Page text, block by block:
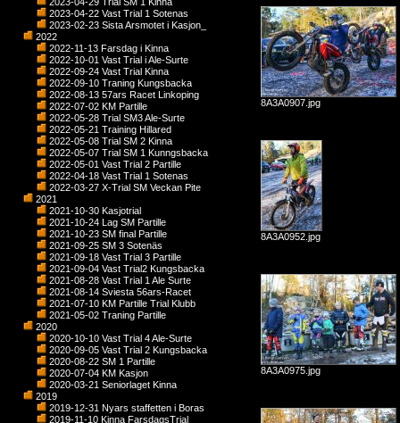
2023-04-22 Vast Trial 1 Sotenas
2023-02-23 Sista Arsmotet i Kasjon_
2022
2022-11-13 Farsdag i Kinna
2022-10-01 Vast Trial i Ale-Surte
2022-09-24 Vast Trial Kinna
2022-09-10 Traning Kungsbacka
2022-08-13 57ars Racet Linkoping
2022-07-02 KM Partille
2022-05-28 Trial SM3 Ale-Surte
2022-05-21 Training Hillared
2022-05-08 Trial SM 2 Kinna
2022-05-07 Trial SM 1 Kunngsbacka
2022-05-01 Vast Trial 2 Partille
2022-04-18 Vast Trial 1 Sotenas
2022-03-27 X-Trial SM Veckan Pite
2021
2021-10-30 Kasjotrial
2021-10-24 Lag SM Partille
2021-10-23 SM final Partille
2021-09-25 SM 3 Sotenäs
2021-09-18 Vast Trial 3 Partille
2021-09-04 Vast Trial2 Kungsbacka
2021-08-28 Vast Trial 1 Ale Surte
2021-08-14 Sviesta 56ars-Racet
2021-07-10 KM Partille Trial Klubb
2021-05-02 Traning Partille
2020
2020-10-10 Vast Trial 4 Ale-Surte
2020-09-05 Vast Trial 2 Kungsbacka
2020-08-22 SM 1 Partille
2020-07-04 KM Kasjon
2020-03-21 Seniorlaget Kinna
2019
2019-12-31 Nyars staffetten i Boras
2019-11-10 Kinna FarsdagsTrial
8A3A0907.jpg
8A3A0952.jpg
8A3A0975.jpg